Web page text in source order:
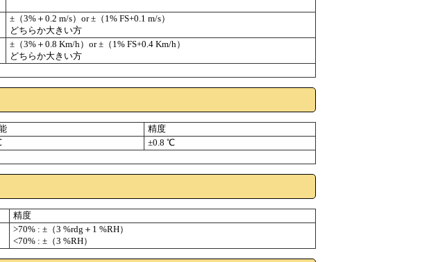
±（3%＋0.2 m/s）or ±（1% FS+0.1 m/s）
どちらか大きい方
±（3%＋0.8 Km/h）or ±（1% FS+0.4 Km/h）
どちらか大きい方
精度
±0.8 ℃
精度
>70% : ±（3 %rdg＋1 %RH）
<70% : ±（3 %RH）